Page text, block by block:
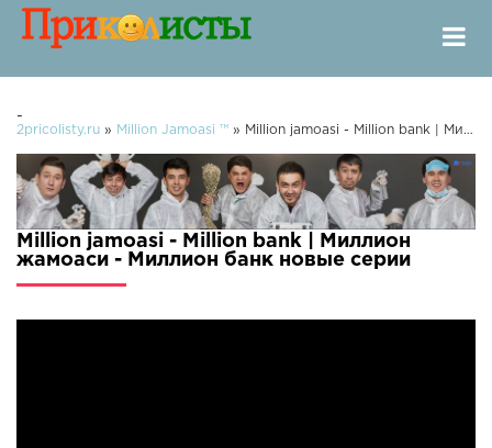
-
2pricolisty.ru » Million Jamoasi ™ » Million jamoasi - Million bank | Миллион жамоаси - Миллион банк
Million jamoasi - Million bank | Миллион
жамоаси - Миллион банк новые серии